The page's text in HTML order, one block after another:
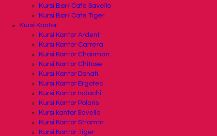
Kursi Bar/ Cafe Savello
Kursi Bar/ Cafe Tiger
Kursi Kantor
Kursi Kantor Ardent
Kursi Kantor Carrera
Kursi Kantor Chairman
Kursi Kantor Chitose
Kursi Kantor Donati
Kursi Kantor Ergotec
Kursi Kantor Indachi
Kursi Kantor Polaris
Kursi kantor Savello
Kursi Kantor Stramm
Kursi Kantor Tiger